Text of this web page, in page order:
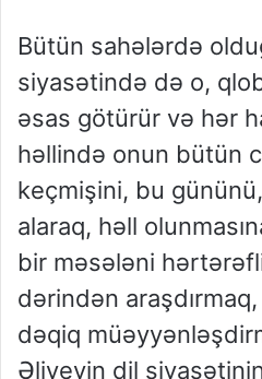
Bütün sahələrdə
siyasətində də o,
əsas götürür və hər
həllində onun bütün
keçmişini, bu
alaraq, həll
bir məsələni
dərindən
dəqiq
Əliyevin dil